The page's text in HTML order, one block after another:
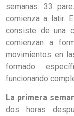
semanas: 33
comienza a latir.
consiste de una
comienzan a
movimientos en
formado
funcionando
La primera
dos horas